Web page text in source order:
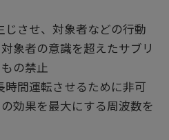
させ、対象者などの行動
象者の意識を超えたサブリ
の禁止
間運転させるために非可
効果を最大にする周波数を